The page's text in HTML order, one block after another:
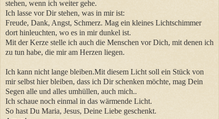
stehen, wenn ich weiter gehe.
Ich lasse vor Dir stehen, was in mir ist:
Freude, Dank, Angst, Schmerz. Mag ein kleines Lichtschimmer
dort hinleuchten, wo es in mir dunkel ist.
Mit der Kerze stelle ich auch die Menschen vor Dich, mit denen ich
zu tun habe, die mir am Herzen liegen.
Ich kann nicht lange bleiben.Mit diesem Licht soll ein Stück von
mir selbst hier bleiben, dass ich Dir schenken möchte, mag Dein
Segen alle und alles umhüllen, auch mich..
Ich schaue noch einmal in das wärmende Licht.
So hast Du Maria, Jesus, Deine Liebe geschenkt.